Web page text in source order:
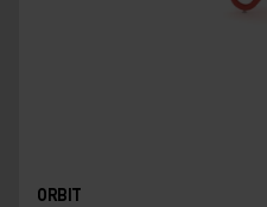
ORBIT